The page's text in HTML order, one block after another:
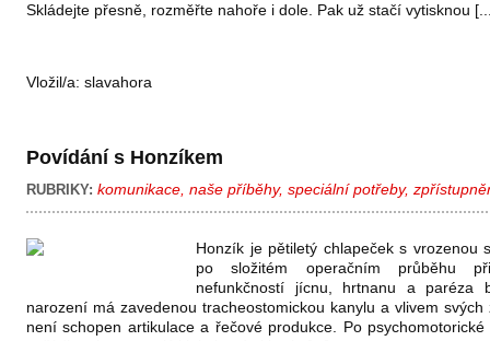
Skládejte přesně, rozměřte nahoře i dole. Pak už stačí vytisknou
Vložil/a: slavahora
Povídání s Honzíkem
RUBRIKY: komunikace naše příběhy, speciální potřeby,
Honzík je pětiletý chlapeček s vrozenou
po složitém operačním průběhu
nefunkčností jícnu, hrtnanu a paréza
narození má zavedenou tracheostomickou kanylu a vlivem
není schopen artikulace a řečové produkce. Po